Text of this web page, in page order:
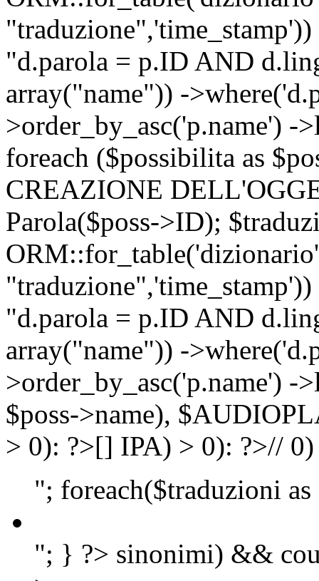
"d.parola = p.ID AND
array("name")) -
>order_by_asc('p.name')
foreach ($possibilita as
CREAZIONE
Parola($poss->ID);
"d.parola = p.ID AND
array("name")) -
>order_by_asc('p.name')
$poss->name),
> 0): ?>[] IPA) > 0): ?>//
"; foreach($traduzioni
"; } ?> sinonimi) &&